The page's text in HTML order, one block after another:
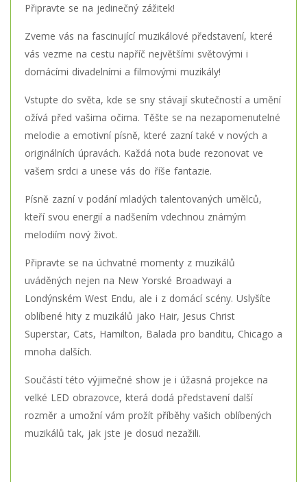
Připravte se na jedinečný zážitek!
Zveme vás na fascinující muzikálové představení, které
vás vezme na cestu napříč největšími světovými i
domácími divadelními a filmovými muzikály!
Vstupte do světa, kde se sny stávají skutečností a umění
ožívá před vašima očima. Těšte se na nezapomenutelné
melodie a emotivní písně, které zazní také v nových a
originálních úpravách. Každá nota bude rezonovat ve
vašem srdci a unese vás do říše fantazie.
Písně zazní v podání mladých talentovaných umělců,
kteří svou energií a nadšením vdechnou známým
melodiím nový život.
Připravte se na úchvatné momenty z muzikálů
uváděných nejen na New Yorské Broadwayi a
Londýnském West Endu, ale i z domácí scény. Uslyšíte
oblíbené hity z muzikálů jako Hair, Jesus Christ
Superstar, Cats, Hamilton, Balada pro banditu, Chicago a
mnoha dalších.
Součástí této výjimečné show je i úžasná projekce na
velké LED obrazovce, která dodá představení další
rozměr a umožní vám prožít příběhy vašich oblíbených
muzikálů tak, jak jste je dosud nezažili.